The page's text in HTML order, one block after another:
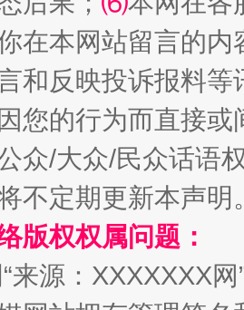
一次搞定
在本网站留言的内
和反映投诉报料
您的行为而直接
众/大众/民众话语
不定期更新本声明
版权权属问题：
来源：XXXXXXX